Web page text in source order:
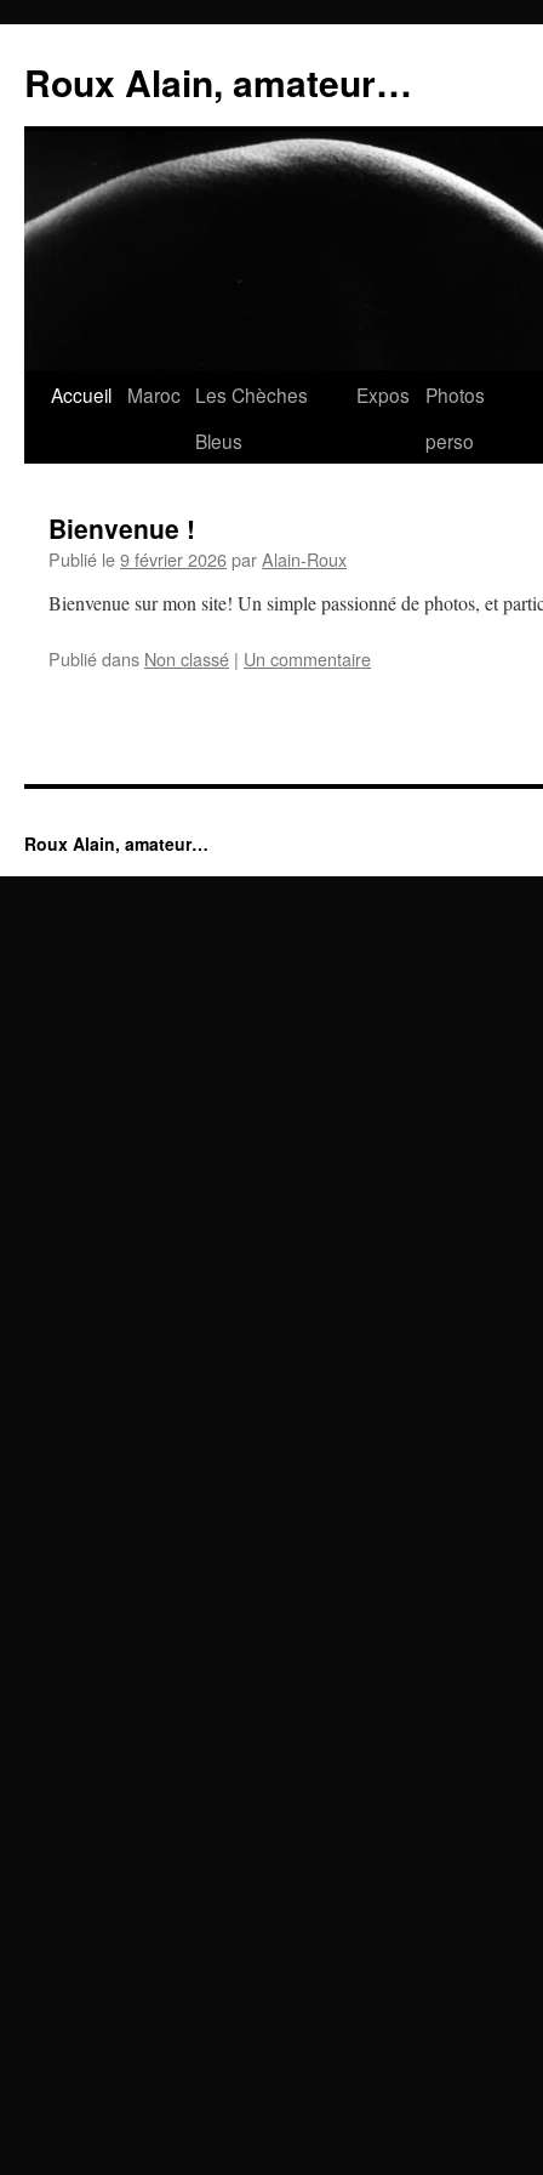
contenu
Roux Alain, amateur…
Accueil Maroc Les Chèches
Bleus
Expos
Photos
perso
Bienvenue !
Publié le9 février 2026parAlain-Roux
Bienvenue sur mon site! Un simple passionné de photos, et
Publié dans Non classé | Un commentaire
Roux Alain, amateur…